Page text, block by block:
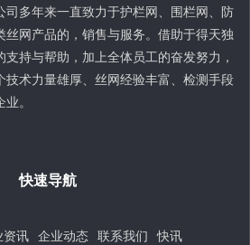
司多年来一直致力于护栏网、围栏网、防
丝网产品的，销售与服务。借助于得天独
持与帮助，加上全体员工的奋发努力，
技术力量雄厚、丝网经验丰富、检测手段
。
快速导航
资讯 企业动态 联系我们 快讯